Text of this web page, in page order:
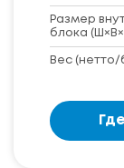
Размер
блока
Вес (нетто/